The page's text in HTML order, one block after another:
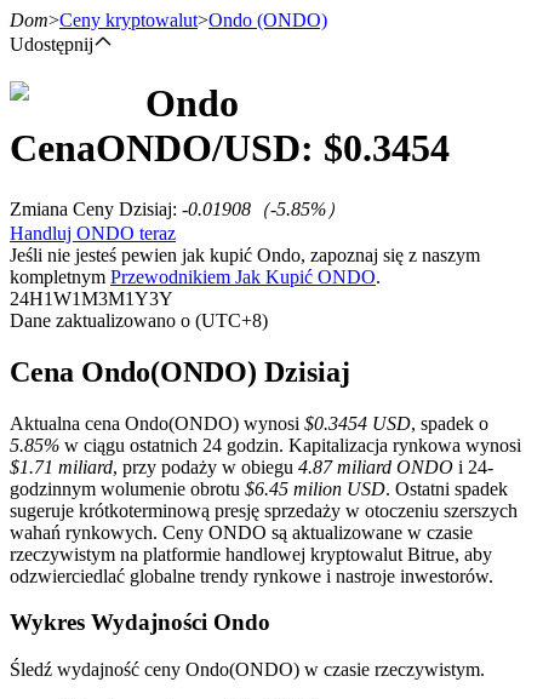
Kontrakty terminowe
Kontrakty terminowe na USDT
Dom>Ceny kryptowalut>Ondo (ONDO)
Udostępnij
Ondo
CenaONDO/USD: $0.3454
Zmiana Ceny Dzisiaj: -0.01908 （-5.85%）
Handluj ONDO teraz
Jeśli nie jesteś pewien jak kupić Ondo, zapoznaj się z naszym
kompletnym Przewodnikiem Jak Kupić ONDO.
24H1W1M3M1Y3Y
Dane zaktualizowano o (UTC+8)
Cena Ondo(ONDO) Dzisiaj
Aktualna cena Ondo(ONDO) wynosi $0.3454 USD, spadek o
5.85% w ciągu ostatnich 24 godzin. Kapitalizacja rynkowa wynosi
$1.71 miliard, przy podaży w obiegu 4.87 miliard ONDO i 24-
godzinnym wolumenie obrotu $6.45 milion USD. Ostatni spadek
sugeruje krótkoterminową presję sprzedaży w otoczeniu szerszych
wahań rynkowych. Ceny ONDO są aktualizowane w czasie
rzeczywistym na platformie handlowej kryptowalut Bitrue, aby
odzwierciedlać globalne trendy rynkowe i nastroje inwestorów.
Wykres Wydajności Ondo
Śledź wydajność ceny Ondo(ONDO) w czasie rzeczywistym.